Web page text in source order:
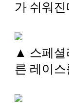
가 쉬워진
▲ 스페셜
른 레이